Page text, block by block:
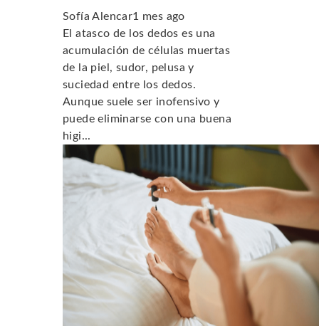
Sofía Alencar1 mes ago
El atasco de los dedos es una
acumulación de células muertas
de la piel, sudor, pelusa y
suciedad entre los dedos.
Aunque suele ser inofensivo y
puede eliminarse con una buena
higi...